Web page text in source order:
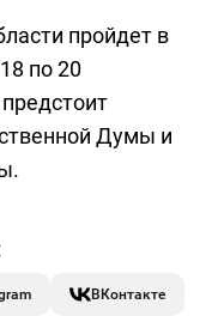
пройдет в
по 20
Думы и
ВКонтакте